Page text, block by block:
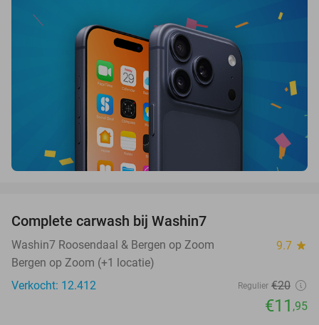
Complete carwash bij Washin7
Washin7 Roosendaal & Bergen op Zoom 9.7 star
Bergen op Zoom (+1 locatie)
Verkocht: 12.412
Regulier €20
€11 ,95